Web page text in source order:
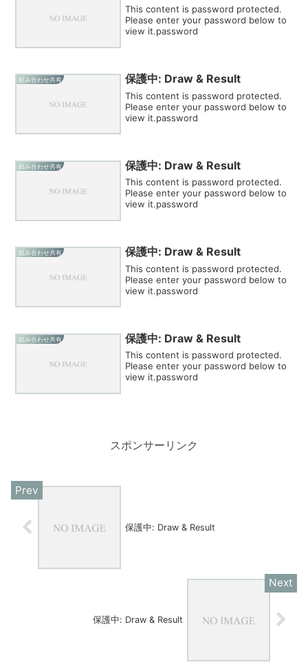
This content is password protected.
Please enter your password below to
view it.password
組み合わせ共有 保護中: Draw & Result
This content is password protected.
Please enter your password below to
view it.password
組み合わせ共有 保護中: Draw & Result
This content is password protected.
Please enter your password below to
view it.password
組み合わせ共有 保護中: Draw & Result
This content is password protected.
Please enter your password below to
view it.password
組み合わせ共有 保護中: Draw & Result
This content is password protected.
Please enter your password below to
view it.password
スポンサーリンク
保護中: Draw & Result
保護中: Draw & Result